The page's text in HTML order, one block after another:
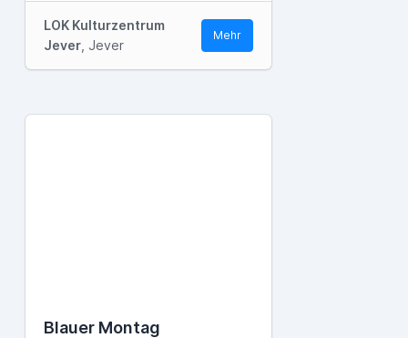
LOK Kulturzentrum
Jever , Jever
Mehr
Blauer Montag